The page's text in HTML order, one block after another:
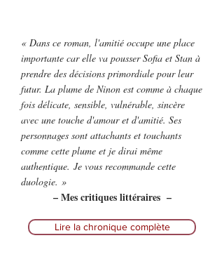
« Dans ce roman, l'amitié occupe une place
importante car elle va pousser Sofia et Stan à
prendre des décisions primordiale pour leur
futur. La plume de Ninon est comme à chaque
fois délicate, sensible, vulnérable, sincère
avec une touche d'amour et d'amitié. Ses
personnages sont attachants et touchants
comme cette plume et je dirai même
authentique. Je vous recommande cette
duologie. »
– Mes critiques littéraires –
Lire la chronique complète